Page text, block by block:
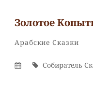
Золотое
Рубрики
Арабские СказкиОт
Опубликовано
Автор
Собиратель